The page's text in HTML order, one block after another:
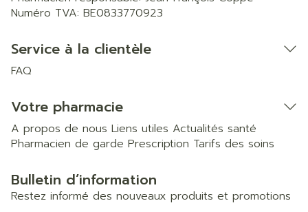
Numéro TVA: BE0833770923
Service à la clientèle
FAQ
Votre pharmacie
A propos de nous Liens utiles Actualités santé
Pharmacien de garde Prescription Tarifs des soins
Bulletin d’information
Restez informé des nouveaux produits et promotions